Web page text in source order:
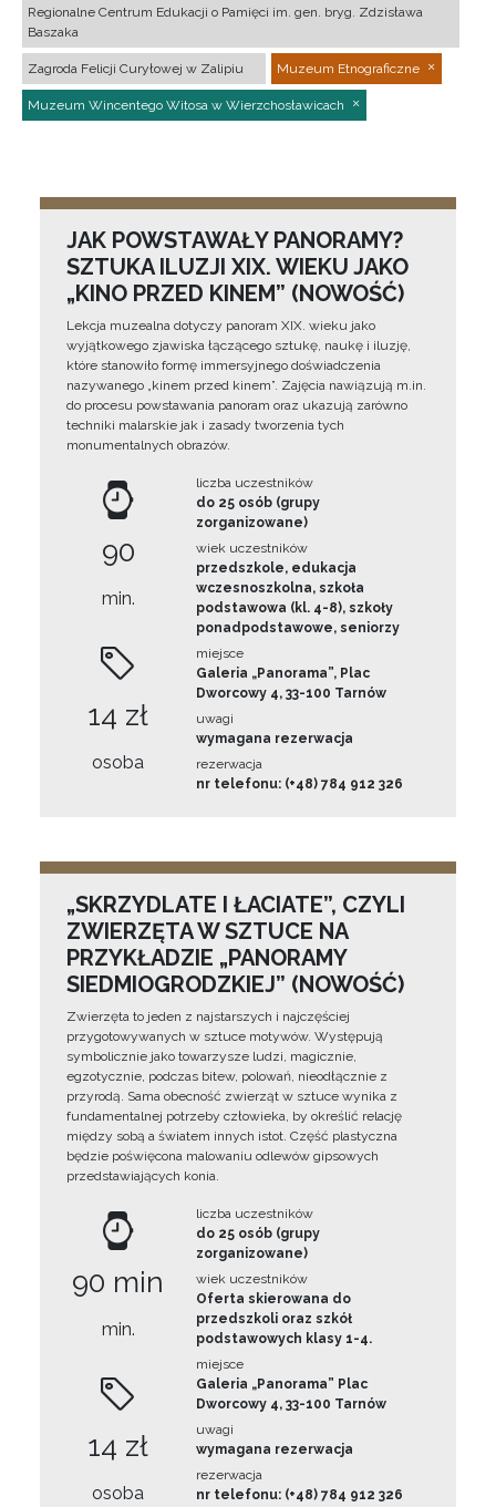
Regionalne Centrum Edukacji o Pamięci im. gen. bryg. Zdzisława
Baszaka
Zagroda Felicji Curyłowej w Zalipiu Muzeum Etnograficzne
Muzeum Wincentego Witosa w Wierzchosławicach
JAK POWSTAWAŁY PANORAMY?
SZTUKA ILUZJI XIX. WIEKU JAKO
„KINO PRZED KINEM” (NOWOŚĆ)
Lekcja muzealna dotyczy panoram XIX. wieku jako
wyjątkowego zjawiska łączącego sztukę, naukę i iluzję,
które stanowiło formę immersyjnego doświadczenia
nazywanego „kinem przed kinem”. Zajęcia nawiązują m.in.
do procesu powstawania panoram oraz ukazują zarówno
techniki malarskie jak i zasady tworzenia tych
monumentalnych obrazów.
90
min.
14 zł
osoba
liczba uczestników
do 25 osób (grupy
zorganizowane)
wiek uczestników
przedszkole, edukacja
wczesnoszkolna, szkoła
podstawowa (kl. 4-8), szkoły
ponadpodstawowe, seniorzy
miejsce
Galeria „Panorama”, Plac
Dworcowy 4, 33-100 Tarnów
uwagi
wymagana rezerwacja
rezerwacja
nr telefonu: (+48) 784 912 326
„SKRZYDLATE I ŁACIATE”, CZYLI
ZWIERZĘTA W SZTUCE NA
PRZYKŁADZIE „PANORAMY
SIEDMIOGRODZKIEJ” (NOWOŚĆ)
Zwierzęta to jeden z najstarszych i najczęściej
przygotowywanych w sztuce motywów. Występują
symbolicznie jako towarzysze ludzi, magicznie,
egzotycznie, podczas bitew, polowań, nieodłącznie z
przyrodą. Sama obecność zwierząt w sztuce wynika z
fundamentalnej potrzeby człowieka, by określić relację
między sobą a światem innych istot. Część plastyczna
będzie poświęcona malowaniu odlewów gipsowych
przedstawiających konia.
90 min
min.
14 zł
osoba
liczba uczestników
do 25 osób (grupy
zorganizowane)
wiek uczestników
Oferta skierowana do
przedszkoli oraz szkół
podstawowych klasy 1-4.
miejsce
Galeria „Panorama” Plac
Dworcowy 4, 33-100 Tarnów
uwagi
wymagana rezerwacja
rezerwacja
nr telefonu: (+48) 784 912 326